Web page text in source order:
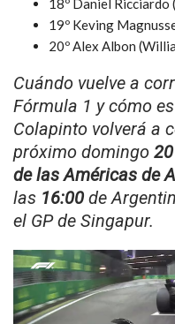
18º Daniel Ricciardo
19º Keving
20º Alex Albon
Cuándo vuelve a
Fórmula 1 y cómo
Colapinto volverá a
próximo domingo
de las Américas de
las 16:00 de
el GP de Singapur.